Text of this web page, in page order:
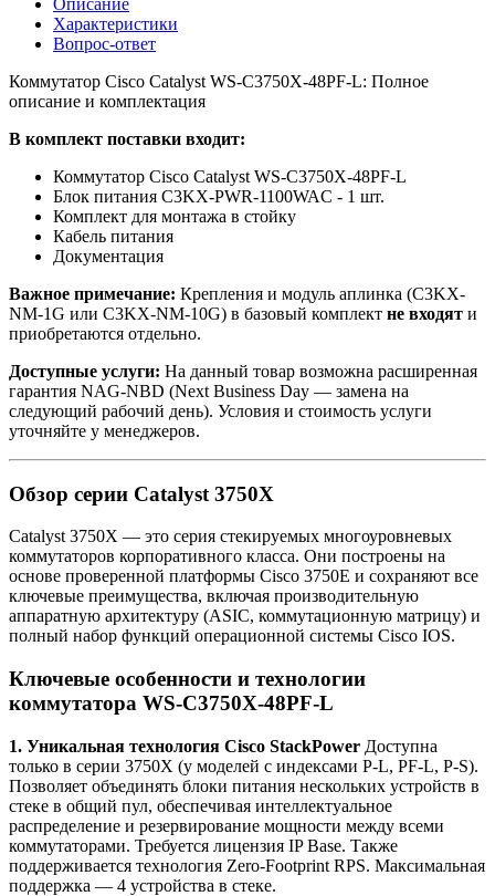
Характеристики
Вопрос-ответ
Коммутатор Cisco Catalyst WS-C3750X-48PF-L: Полное
описание и комплектация
В комплект поставки входит:
Коммутатор Cisco Catalyst WS-C3750X-48PF-L
Блок питания C3KX-PWR-1100WAC - 1 шт.
Комплект для монтажа в стойку
Кабель питания
Документация
Важное примечание: Крепления и модуль аплинка (C3KX-
NM-1G или C3KX-NM-10G) в базовый комплект не входят и
приобретаются отдельно.
Доступные услуги: На данный товар возможна расширенная
гарантия NAG-NBD (Next Business Day — замена на
следующий рабочий день). Условия и стоимость услуги
уточняйте у менеджеров.
Обзор серии Catalyst 3750X
Catalyst 3750X — это серия стекируемых многоуровневых
коммутаторов корпоративного класса. Они построены на
основе проверенной платформы Cisco 3750E и сохраняют все
ключевые преимущества, включая производительную
аппаратную архитектуру (ASIC, коммутационную матрицу) и
полный набор функций операционной системы Cisco IOS.
Ключевые особенности и технологии
коммутатора WS-C3750X-48PF-L
1. Уникальная технология Cisco StackPower Доступна
только в серии 3750X (у моделей с индексами P-L, PF-L, P-S).
Позволяет объединять блоки питания нескольких устройств в
стеке в общий пул, обеспечивая интеллектуальное
распределение и резервирование мощности между всеми
коммутаторами. Требуется лицензия IP Base. Также
поддерживается технология Zero-Footprint RPS. Максимальная
поддержка — 4 устройства в стеке.